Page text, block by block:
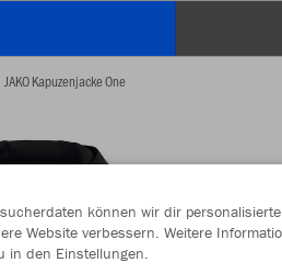
JAKO Kapuzenjacke One
können wir dir personalisierte
Website verbessern. Weitere
in den Einstellungen.